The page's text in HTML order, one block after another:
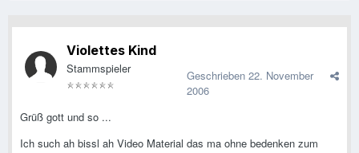
Violettes Kind
Stammspieler Geschrieben 22. November
2006
Grüß gott und so ...
Ich such ah bissl ah Video Material das ma ohne bedenken zum